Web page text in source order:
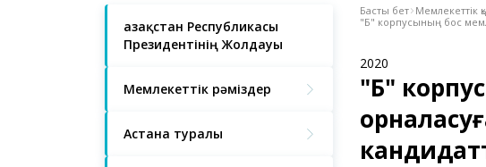
Қазақстан Республикасы
Президентінің Жолдауы
Мемлекеттік рәміздер
Астана туралы
Басты бет Мемлекеттік
"Б" корпусының бос
2020
"Б"